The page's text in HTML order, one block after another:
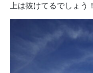
上は抜けてるでしょう！